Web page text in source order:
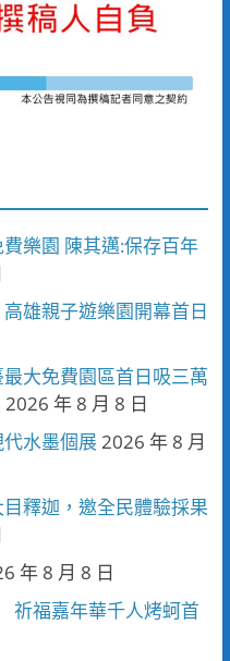
樂園 陳其邁:保存百年
雄親子遊樂園開幕首日
最大免費園區首日吸三萬
2026 年 8 月 8 日
水墨個展 2026 年 8 月
釋迦，邀全民體驗採果
年 8 月 8 日
福嘉年華千人烤蚵首